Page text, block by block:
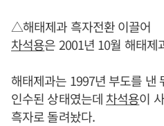
△해태제과 흑자전환 이끌어
차석용은 2001년 10월 해태제
해태제과는 1997년 부도를 낸
인수된 상태였는데 차석용이
흑자로 돌려놨다.